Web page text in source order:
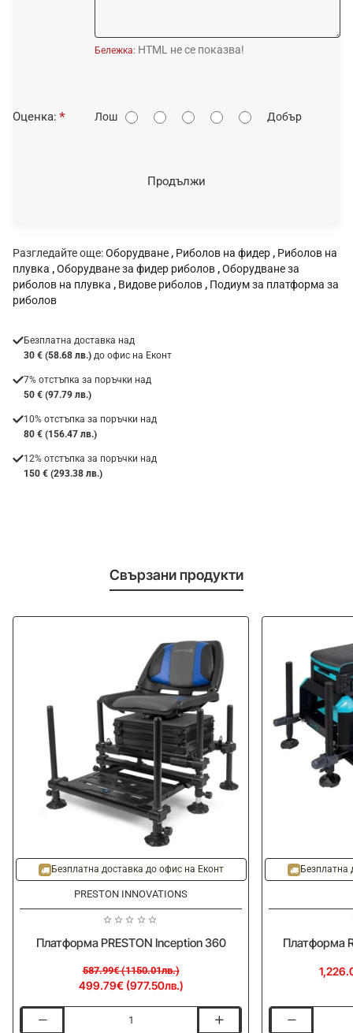
Бележка: HTML не се показва!
О
Оценка: Лош Добър
Продължи
Разгледайте още:Оборудване , Риболов на фидер , Риболов на
плувка ,Оборудване за фидер риболов ,Оборудване за
риболов на плувка , Видове риболов , Подиум за платформа за
риболов
Безплатна доставка над
30 € (58.68 лв.) до офис на Еконт
7% отстъпка за поръчки над
50 € (97.79 лв.)
10% отстъпка за поръчки над
80 € (156.47 лв.)
12% отстъпка за поръчки над
150 € (293.38 лв.)
Свързани продукти
-15%
Безплатна доставка до офис на Еконт
PRESTON INNOVATIONS
Платформа PRESTON Inception 360
499.79€ (977.50лв.)
587.99€ (1150.01лв.)
Безплатна
Платформа